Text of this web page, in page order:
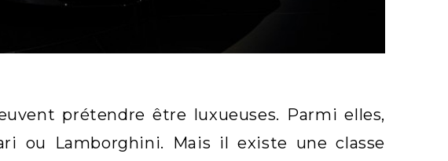
prétendre être luxueuses. Parmi elles,
ou Lamborghini. Mais il existe une classe